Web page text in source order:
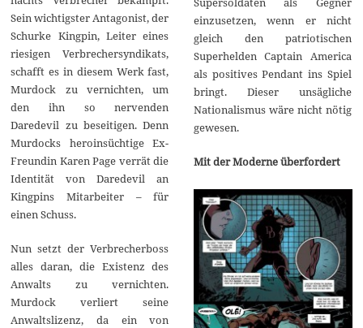
Sein wichtigster Antagonist, der
Schurke Kingpin, Leiter eines
riesigen Verbrechersyndikats,
schafft es in diesem Werk fast,
Murdock zu vernichten, um
den ihn so nervenden
Daredevil zu beseitigen. Denn
Murdocks heroinsüchtige Ex-
Freundin Karen Page verrät die
Identität von Daredevil an
Kingpins Mitarbeiter – für
einen Schuss.
Nun setzt der Verbrecherboss
alles daran, die Existenz des
Anwalts zu vernichten.
Murdock verliert seine
Anwaltslizenz, da ein von
einzusetzen, wenn er nicht
gleich den patriotischen
Superhelden Captain America
als positives Pendant ins Spiel
bringt. Dieser unsägliche
Nationalismus wäre nicht nötig
gewesen.
Mit der Moderne überfordert